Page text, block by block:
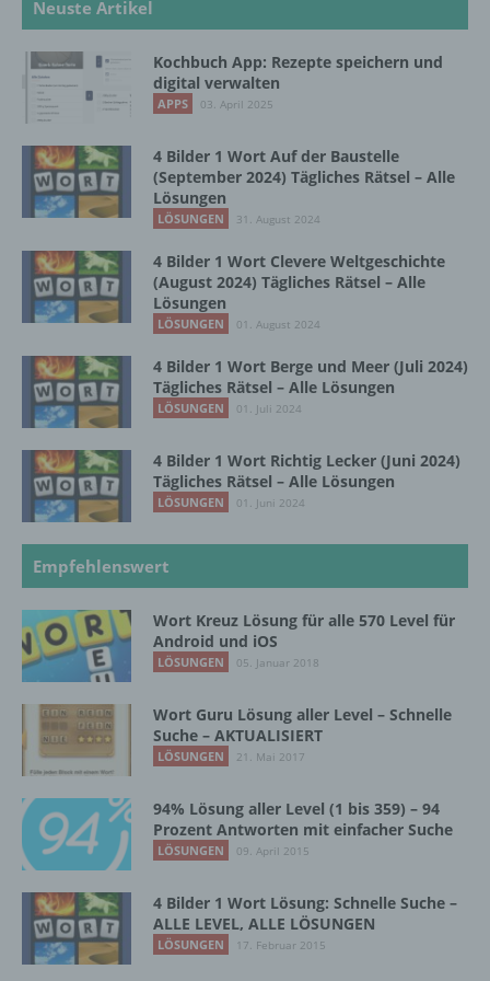
Neuste Artikel
Kochbuch App: Rezepte speichern und
digital verwalten
APPS 03. April 2025
4 Bilder 1 Wort Auf der Baustelle
(September 2024) Tägliches Rätsel – Alle
Lösungen
LÖSUNGEN 31. August 2024
4 Bilder 1 Wort Clevere Weltgeschichte
(August 2024) Tägliches Rätsel – Alle
Lösungen
LÖSUNGEN 01. August 2024
4 Bilder 1 Wort Berge und Meer (Juli 2024)
Tägliches Rätsel – Alle Lösungen
LÖSUNGEN 01. Juli 2024
4 Bilder 1 Wort Richtig Lecker (Juni 2024)
Tägliches Rätsel – Alle Lösungen
LÖSUNGEN 01. Juni 2024
Empfehlenswert
Wort Kreuz Lösung für alle 570 Level für
Android und iOS
LÖSUNGEN 05. Januar 2018
Wort Guru Lösung aller Level – Schnelle
Suche – AKTUALISIERT
LÖSUNGEN 21. Mai 2017
94% Lösung aller Level (1 bis 359) – 94
Prozent Antworten mit einfacher Suche
LÖSUNGEN 09. April 2015
4 Bilder 1 Wort Lösung: Schnelle Suche –
ALLE LEVEL, ALLE LÖSUNGEN
LÖSUNGEN 17. Februar 2015
natürlichen Person zu analysieren oder
vorherzusagen.
f) Pseudonymisierung
Pseudonymisierung ist die Verarbeitung
personenbezogener Daten in einer Weise,
auf welche die personenbezogenen Daten
ohne Hinzuziehung zusätzlicher
betroffenen Person zugeordnet werden
können, sofern diese zusätzlichen
Informationen gesondert aufbewahrt werden
und technischen und organisatorischen
dass die personenbezogenen Daten nicht
einer identifizierten oder identifizierbaren
natürlichen Person zugewiesen werden.
g) Verantwortlicher oder für die Verarbeitung
Verantwortlicher
Verantwortlicher oder für die Verarbeitung
Verantwortlicher ist die natürliche oder
oder andere Stelle, die allein oder
gemeinsam mit anderen über die Zwecke
und Mittel der Verarbeitung von
personenbezogenen Daten entscheidet.
Sind die Zwecke und Mittel dieser
Verarbeitung durch das Unionsrecht oder
das Recht der Mitgliedstaaten vorgegeben,
so kann der Verantwortliche
beziehungsweise können die bestimmten
Kriterien seiner Benennung nach dem
Unionsrecht oder dem Recht der
Mitgliedstaaten vorgesehen werden.
h) Auftragsverarbeiter